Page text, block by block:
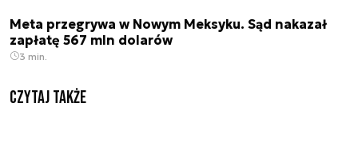
Meta przegrywa w Nowym Meksyku. Sąd nakazał
zapłatę 567 mln dolarów
3 min.
Czytaj także